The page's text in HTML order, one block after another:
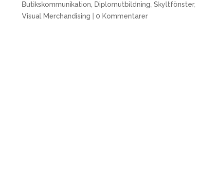
Butikskommunikation
Diplomutbildning Skyltfönster,
Visual Merchandising
0 Kommentarer